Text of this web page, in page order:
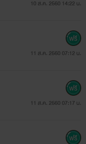
10 ส.ค. 2560 14:22 น.
11 ส.ค. 2560 07:12 น.
11 ส.ค. 2560 07:17 น.